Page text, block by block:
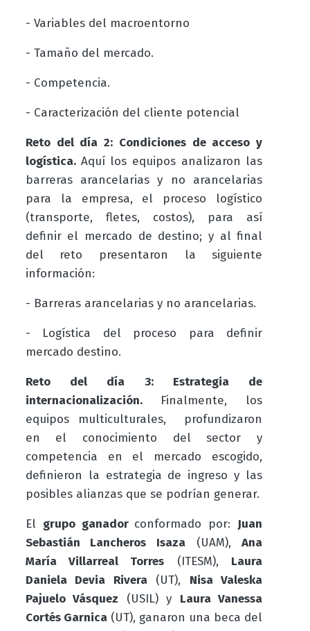
- Variables del macroentorno
- Tamaño del mercado.
- Competencia.
- Caracterización del cliente potencial
Reto del día 2: Condiciones de acceso y
logística. Aquí los equipos analizaron las
barreras arancelarias y no arancelarias
para la empresa, el proceso logístico
(transporte, fletes, costos), para así
definir el mercado de destino; y al final
del reto presentaron la siguiente
información:
- Barreras arancelarias y no arancelarias.
- Logística del proceso para definir
mercado destino.
Reto del día 3: Estrategia de
internacionalización. Finalmente, los
equipos multiculturales, profundizaron
en el conocimiento del sector y
competencia en el mercado escogido,
definieron la estrategia de ingreso y las
posibles alianzas que se podrían generar.
El grupo ganador conformado por: Juan
Sebastián Lancheros Isaza (UAM),Ana
María Villarreal Torres (ITESM), Laura
Daniela Devia Rivera(UT), Nisa Valeska
Pajuelo Vásquez (USIL) y Laura Vanessa
Cortés Garnica(UT), ganaron una beca del